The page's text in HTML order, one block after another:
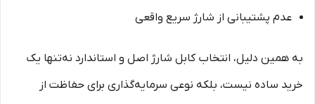
عدم پشتیبانی از شارژ سریع واقعی
به همین دلیل، انتخاب کابل شارژ اصل و استاندارد نه‌تنها یک
خرید ساده نیست، بلکه نوعی سرمایه‌گذاری برای حفاظت از